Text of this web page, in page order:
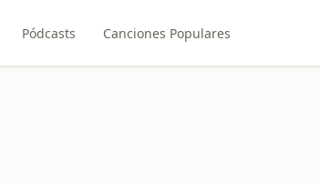
Pódcasts Canciones Populares